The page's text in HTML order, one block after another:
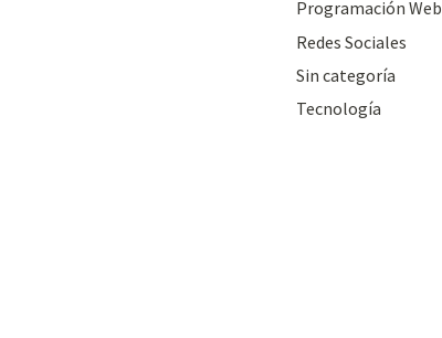
Programación Web
Redes Sociales
Sin categoría
Tecnología